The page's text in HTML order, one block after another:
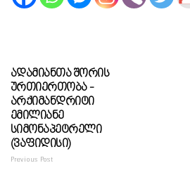
Ადამიანთა Შორის
Ურთიერთობა -
Არქიმანდრიტი
Ემილიანე
Სიმონაპეტრელი
(ვაფიდისი)
Previous Post